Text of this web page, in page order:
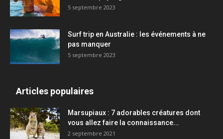
5 septembre 2023
Surf trip en Australie : les événements à ne
pas manquer
5 septembre 2023
Articles populaires
Marsupiaux : 7 adorables créatures dont
vous allez faire la connaissance...
2 septembre 2021